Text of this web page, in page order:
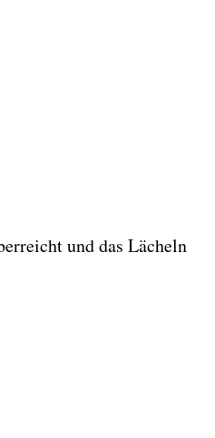
und das Lächeln